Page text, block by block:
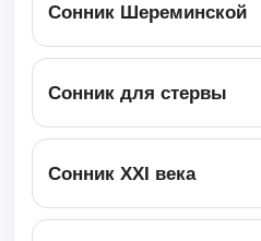
Сонник Шереминской
Сонник для стервы
Сонник ХХІ века